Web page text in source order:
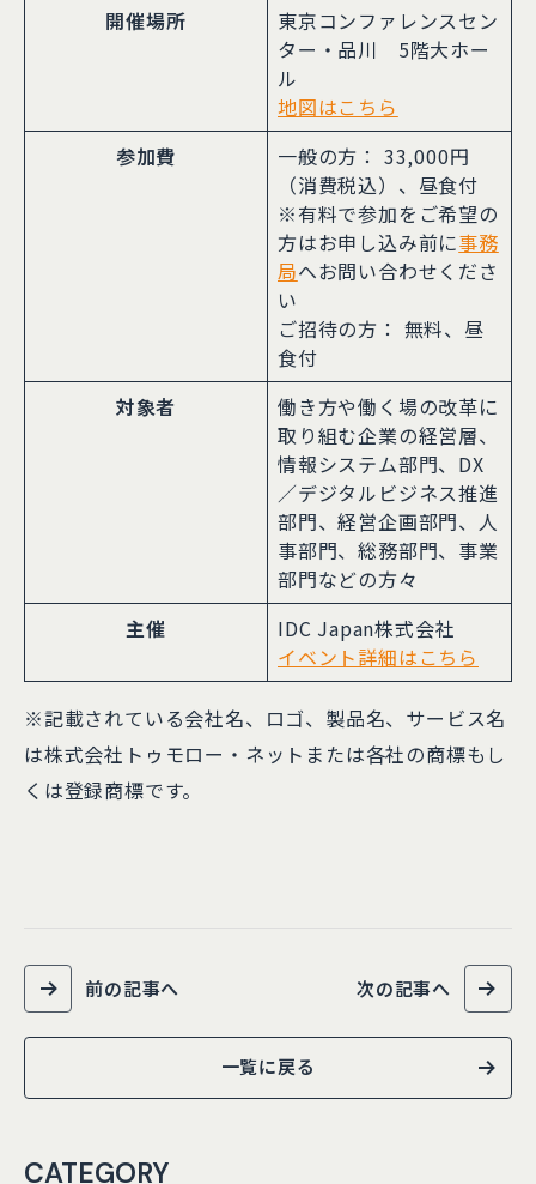
開催場所
東京コンファレンスセン
ター・品川 5階大ホー
ル
地図はこちら
参加費
一般の方： 33,000円
（消費税込）、昼食付
※有料で参加をご希望の
方はお申し込み前に事務
局へお問い合わせくださ
い
ご招待の方： 無料、昼
食付
対象者
働き方や働く場の改革に
取り組む企業の経営層、
情報システム部門、DX
／デジタルビジネス推進
部門、経営企画部門、人
事部門、総務部門、事業
部門などの方々
主催
IDC Japan株式会社
イベント詳細はこちら
※記載されている会社名、ロゴ、製品名、サービス名
は株式会社トゥモロー・ネットまたは各社の商標もし
くは登録商標です。
前の記事へ
一覧に戻る
次の記事へ
CATEGORY